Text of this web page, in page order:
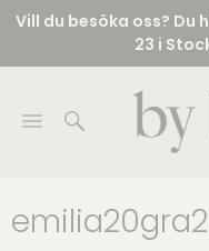
Vill du besöka oss?
23 i